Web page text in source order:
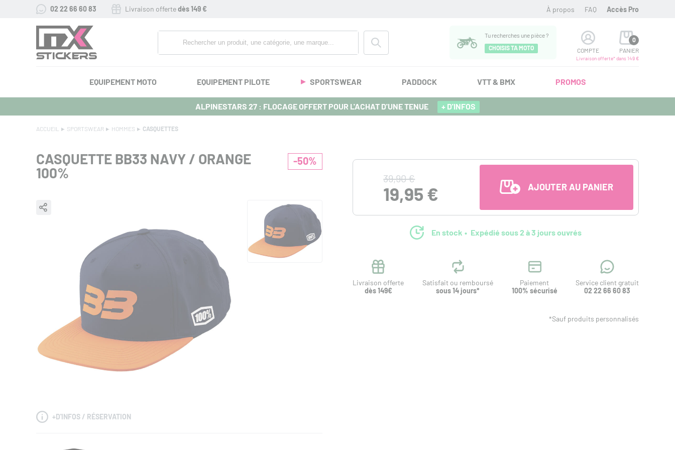
02 22 66 60 83 Livraison offertedès 149 € À propos FAQ Accès Pro
Tu recherches une pièce ?
CHOISIS TA MOTO
COMPTE
0
PANIER
Livraison offerte* dans 149 €
EQUIPEMENT MOTO EQUIPEMENT PILOTE SPORTSWEAR PADDOCK VTT & BMX PROMOS
ALPINESTARS 27 : FLOCAGE OFFERT POUR L'ACHAT D'UNE TENUE + D'INFOS
ACCUEIL SPORTSWEAR HOMMES CASQUETTES
-50%
CASQUETTE BB33 NAVY / ORANGE
100%
+D'INFOS / RÉSERVATION
39,90 €
19,95 € AJOUTER AU PANIER
En stock Expédié sous 2 à 3 jours ouvrés
Livraison offerte
dès 149€
Satisfait ou remboursé
sous 14 jours*
Paiement
100% sécurisé
Service client gratuit
02 22 66 60 83
*Sauf produits personnalisés